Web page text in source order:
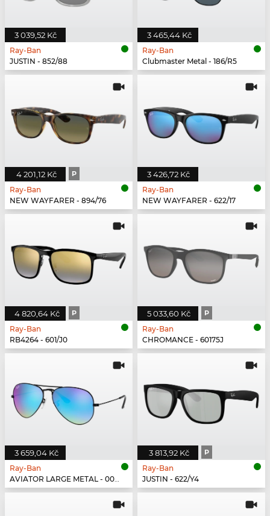
3 039,52 Kč
Ray-Ban
JUSTIN - 852/88
3 465,44 Kč
Ray-Ban
Clubmaster Metal - 186/R5
4 201,12 Kč P
Ray-Ban
NEW WAYFARER - 894/76
3 426,72 Kč
Ray-Ban
NEW WAYFARER - 622/17
4 820,64 Kč P
Ray-Ban
RB4264 - 601/J0
5 033,60 Kč P
Ray-Ban
CHROMANCE - 60175J
3 659,04 Kč
Ray-Ban
AVIATOR LARGE METAL - 002/4O
3 813,92 Kč P
Ray-Ban
JUSTIN - 622/Y4